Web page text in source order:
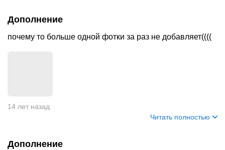
Дополнение
почему то больше одной фотки за раз не добавляет((((
14 лет назад
Читать полностью
Дополнение